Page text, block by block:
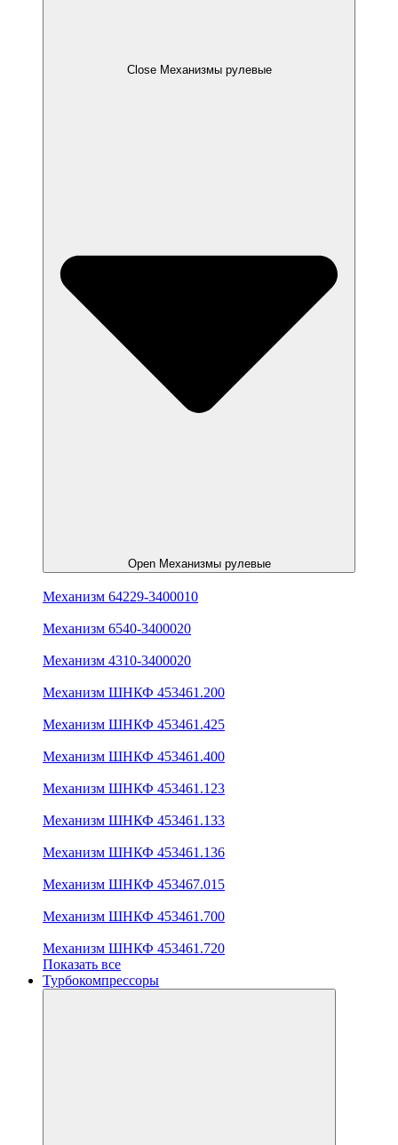
Close Механизмы рулевые
Open Механизмы рулевые
Механизм 64229-3400010
Механизм 6540-3400020
Механизм 4310-3400020
Механизм ШНКФ 453461.200
Механизм ШНКФ 453461.425
Механизм ШНКФ 453461.400
Механизм ШНКФ 453461.123
Механизм ШНКФ 453461.133
Механизм ШНКФ 453461.136
Механизм ШНКФ 453467.015
Механизм ШНКФ 453461.700
Механизм ШНКФ 453461.720
Показать все
Турбокомпрессоры